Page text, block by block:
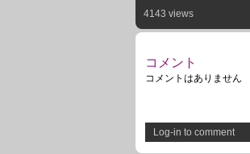
4143 views
コメント
コメントはありません
Log-in to comment